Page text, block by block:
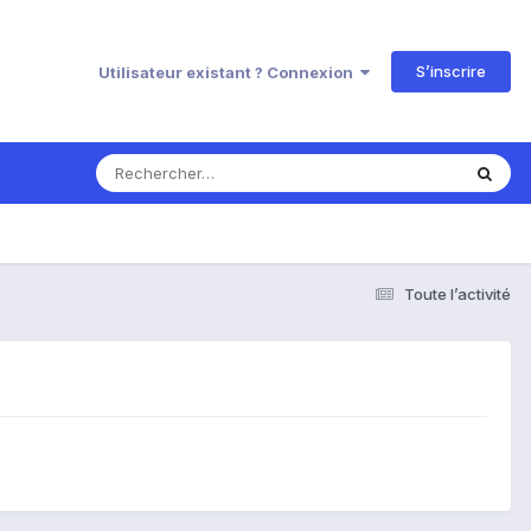
Utilisateur existant ? Connexion S’inscrire
Toute l’activité